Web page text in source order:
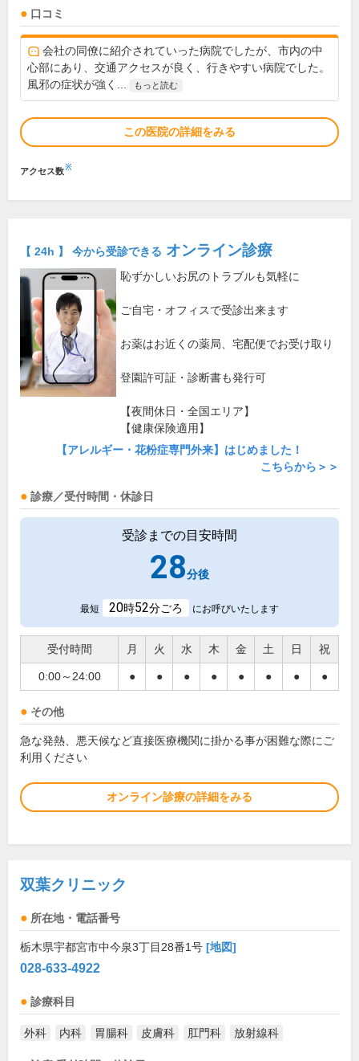
口コミ
会社の同僚に紹介されていった病院でしたが、市内の中
心部にあり、交通アクセスが良く、行きやすい病院でした。
風邪の症状が強く...
もっと読む
この医院の詳細をみる
アクセス数※
【 24h 】 今から受診できる オンライン診療
恥ずかしいお尻のトラブルも気軽に
ご自宅・オフィスで受診出来ます
お薬はお近くの薬局、宅配便でお受け取り
登園許可証・診断書も発行可
【夜間休日・全国エリア】
【健康保険適用】
【アレルギー・花粉症専門外来】はじめました！
こちらから＞＞
診療／受付時間・休診日
受診までの目安時間
28分後
最短 20時52分ごろ にお呼びいたします
受付時間 月 火 水 木 金 土 日 祝
0:00～24:00 ● ● ● ● ● ● ● ●
その他
急な発熱、悪天候など直接医療機関に掛かる事が困難な際にご
利用ください
オンライン診療の詳細をみる
双葉クリニック
所在地・電話番号
栃木県宇都宮市中今泉3丁目28番1号 [地図]
028-633-4922
診療科目
外科 内科 胃腸科 皮膚科 肛門科 放射線科